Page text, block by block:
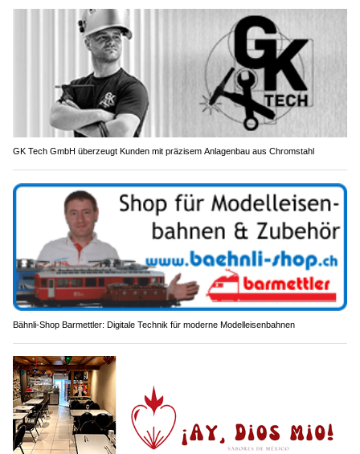
GK Tech GmbH überzeugt Kunden mit präzisem Anlagenbau aus Chromstahl
Bähnli-Shop Barmettler: Digitale Technik für moderne Modelleisenbahnen